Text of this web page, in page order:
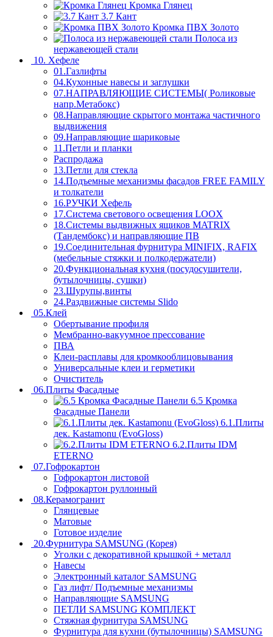
Кромка Глянец
3.7 Кант
Кромка ПВХ Золото
Полоса из
нержавеющей стали
10. Хефеле
01.Газлифты
04.Кухонные навесы и заглушки
07.НАПРАВЛЯЮЩИЕ СИСТЕМЫ( Роликовые
напр.Метабокс)
08.Направляющие скрытого монтажа частичного
выдвижения
09.Направляющие шариковые
11.Петли и планки
Распродажа
13.Петли для стекла
14.Подъемные механизмы фасадов FREE FAMILY
и толкатели
16.РУЧКИ Хефель
17.Система светового освещения LOOX
18.Системы выдвижных ящиков MATRIX
(Тандембокс) и направляющие ПВ
19.Соединительная фурнитура MINIFIX, RAFIX
(мебельные стяжки и полкодержатели)
20.Функциональная кухня (посудосушители,
бутылочницы, сушки)
23.Шурупы,винты
24.Раздвижные системы Slido
05.Клей
Обертывание профиля
Мембранно-вакуумное прессование
ПВА
Клеи-расплавы для кромкооблицовывания
Универсальные клеи и герметики
Очиститель
06.Плиты Фасадные
6.5 Кромка
Фасадные Панели
6.1.Плиты
дек. Kastamonu (EvoGloss)
6.2.Плиты IDM
ETERNO
07.Гофрокартон
Гофрокартон листовой
Гофрокартон руллонный
08.Керамогранит
Глянцевые
Матовые
Готовое изделие
20.Фурнитура SAMSUNG (Корея)
Уголки с декоративной крышкой + металл
Навесы
Электронный каталог SAMSUNG
Газ лифт/ Подъемные механизмы
Направляющие SAMSUNG
ПЕТЛИ SAMSUNG КОМПЛЕКТ
Стяжная фурнитура SAMSUNG
Фурнитура для кухни (бутылочницы) SAMSUNG